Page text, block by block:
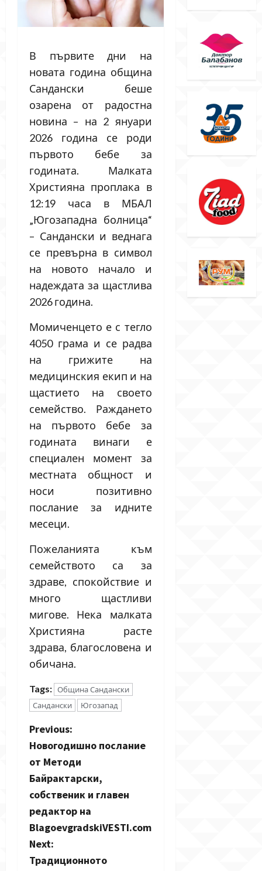
В първите дни на
новата година община
Сандански беше
озарена от радостна
новина – на 2 януари
2026 година се роди
първото бебе за
годината. Малката
Християна проплака в
12:19 часа в МБАЛ
„Югозападна болница“
– Сандански и веднага
се превърна в символ
на новото начало и
надеждата за щастлива
2026 година.
Момиченцето е с тегло
4050 грама и се радва
на грижите на
медицинския екип и на
щастието на своето
семейство. Раждането
на първото бебе за
годината винаги е
специален момент за
местната общност и
носи позитивно
послание за идните
месеци.
Пожеланията към
семейството са за
здраве, спокойствие и
много щастливи
мигове. Нека малката
Християна расте
здрава, благословена и
обичана.
Tags: Община Сандански
Сандански
Югозапад
P
o
s
t
n
a
Previous:
Новогодишно послание
от Методи
Байрактарски,
собственик и главен
редактор на
BlagoevgradskiVESTI.com
Next:
Традиционното